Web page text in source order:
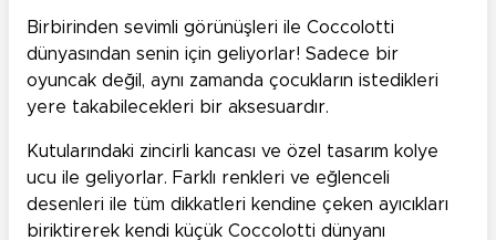
Birbirinden sevimli görünüşleri ile Coccolotti
dünyasından senin için geliyorlar! Sadece bir
oyuncak değil, aynı zamanda çocukların istedikleri
yere takabilecekleri bir aksesuardır.
Kutularındaki zincirli kancası ve özel tasarım kolye
ucu ile geliyorlar. Farklı renkleri ve eğlenceli
desenleri ile tüm dikkatleri kendine çeken ayıcıkları
biriktirerek kendi küçük Coccolotti dünyanı